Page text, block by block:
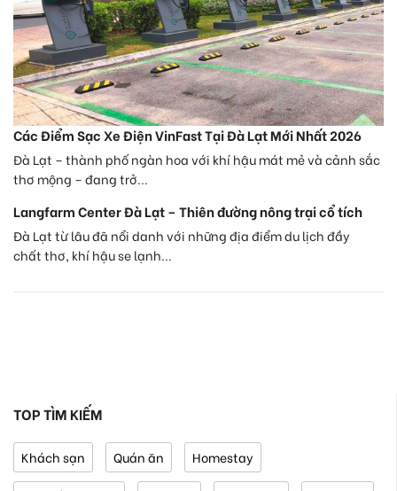
Các Điểm Sạc Xe Điện VinFast Tại Đà Lạt Mới Nhất 2026
Đà Lạt – thành phố ngàn hoa với khí hậu mát mẻ và cảnh sắc
thơ mộng – đang trở...
Langfarm Center Đà Lạt – Thiên đường nông trại cổ tích
Đà Lạt từ lâu đã nổi danh với những địa điểm du lịch đầy
chất thơ, khí hậu se lạnh...
TOP TÌM KIẾM
Khách sạn Quán ăn Homestay